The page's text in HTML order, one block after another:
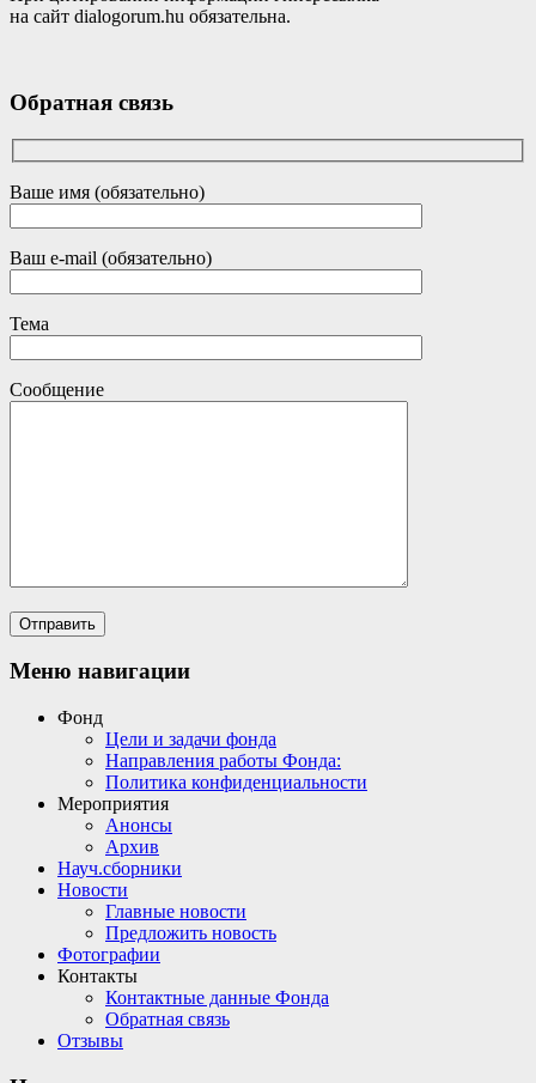
на сайт dialogorum.hu обязательна.
Обратная связь
Ваше имя (обязательно)
Ваш e-mail (обязательно)
Тема
Сообщение
Меню навигации
Фонд
Цели и задачи фонда
Направления работы Фонда:
Политика конфиденциальности
Мероприятия
Анонсы
Архив
Науч.сборники
Новости
Главные новости
Предложить новость
Фотографии
Контакты
Контактные данные Фонда
Обратная связь
Отзывы